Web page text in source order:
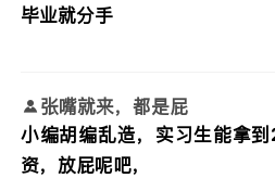
毕业就分手
张嘴就来，都是屁
小编胡编乱造，实习生能拿
资，放屁呢吧，